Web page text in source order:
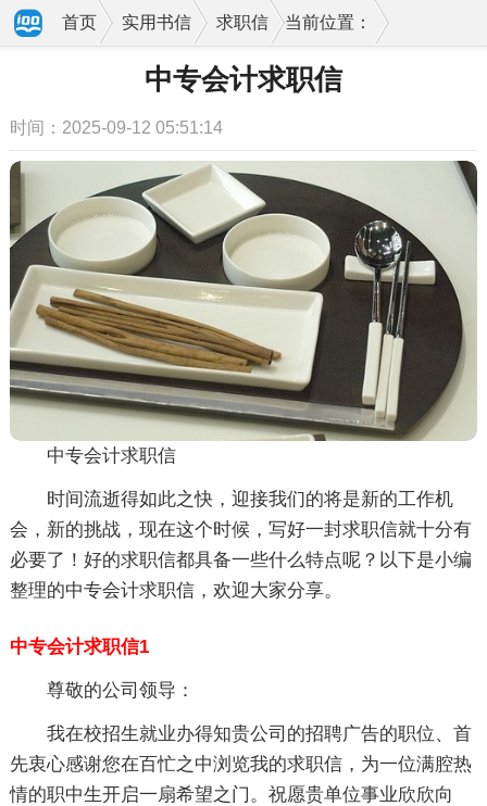
当前位置：
首页 实用书信 求职信
中专会计求职信
时间：2025-09-12 05:51:14
中专会计求职信
时间流逝得如此之快，迎接我们的将是新的工作机
会，新的挑战，现在这个时候，写好一封求职信就十分有
必要了！好的求职信都具备一些什么特点呢？以下是小编
整理的中专会计求职信，欢迎大家分享。
中专会计求职信1
尊敬的公司领导：
我在校招生就业办得知贵公司的招聘广告的职位、首
先衷心感谢您在百忙之中浏览我的求职信，为一位满腔热
情的职中生开启一扇希望之门。祝愿贵单位事业欣欣向